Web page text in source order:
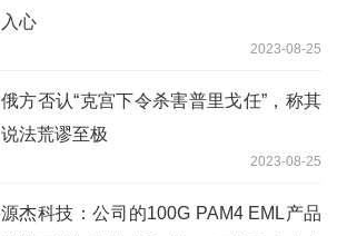
入心
2023-08-25
俄方否认“克宫下令杀害普里戈任”，称其
说法荒谬至极
2023-08-25
源杰科技：公司的100G PAM4 EML产品